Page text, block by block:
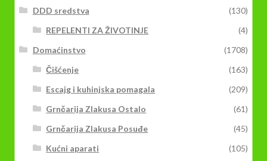
DDD sredstva
(130)
REPELENTI ZA ŽIVOTINJE
(4)
Domaćinstvo
(1708)
Čišćenje
(163)
Escajg i kuhinjska pomagala
(209)
Grnčarija Zlakusa Ostalo
(61)
Grnčarija Zlakusa Posuđe
(45)
Kućni aparati
(105)